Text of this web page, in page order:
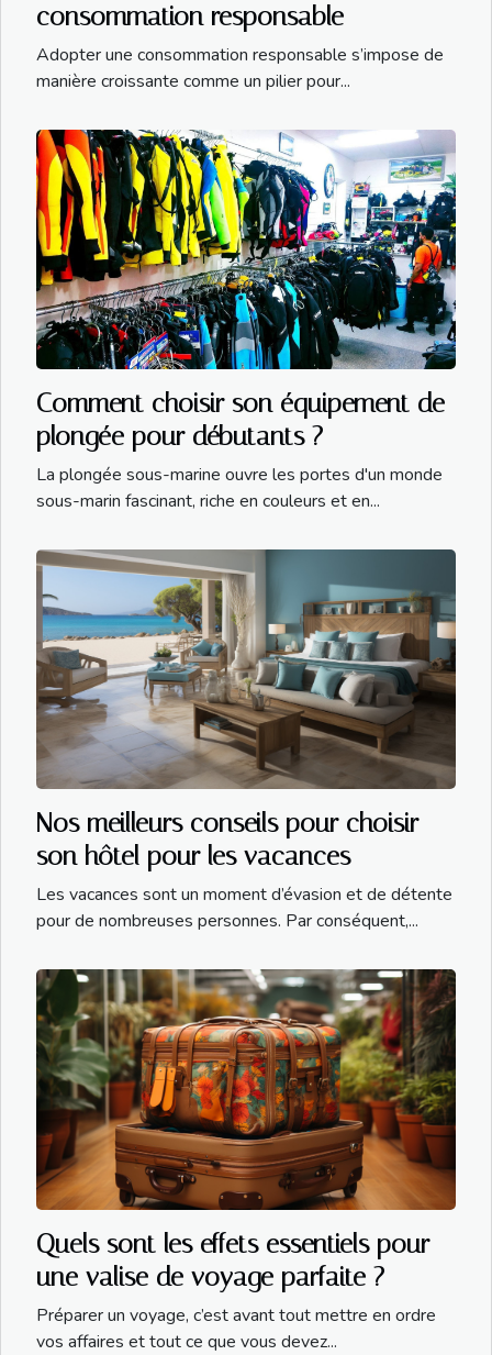
consommation responsable
Adopter une consommation responsable s’impose de
manière croissante comme un pilier pour...
Comment choisir son équipement de
plongée pour débutants ?
La plongée sous-marine ouvre les portes d'un monde
sous-marin fascinant, riche en couleurs et en...
Nos meilleurs conseils pour choisir
son hôtel pour les vacances
Les vacances sont un moment d’évasion et de détente
pour de nombreuses personnes. Par conséquent,...
Quels sont les effets essentiels pour
une valise de voyage parfaite ?
Préparer un voyage, c’est avant tout mettre en ordre
vos affaires et tout ce que vous devez...